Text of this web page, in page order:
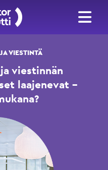
VIESTINTÄ
viestinnän
laajenevat –